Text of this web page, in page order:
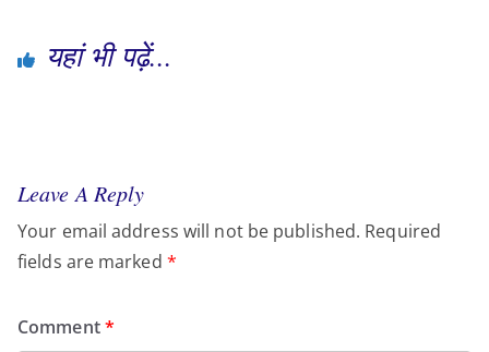
यहां भी पढ़ें...
Leave A Reply
Your email address will not be published. Required
fields are marked *
Comment*